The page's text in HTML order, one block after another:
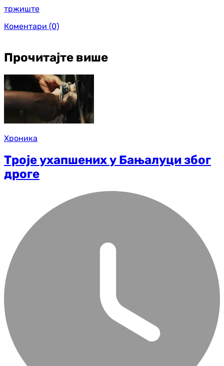
тржиште
Коментари (0)
Прочитајте више
Хроника
Троје ухапшених у Бањалуци због
дроге